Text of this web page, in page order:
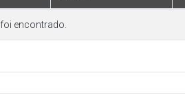
encontrado.